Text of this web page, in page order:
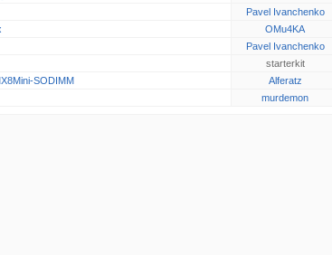
Pavel Ivanchenko
OMu4KA
Pavel Ivanchenko
starterkit
SODIMM
Alferatz
murdemon